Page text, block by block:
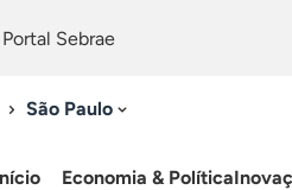
Portal Sebrae
São Paulo
Economia & Política